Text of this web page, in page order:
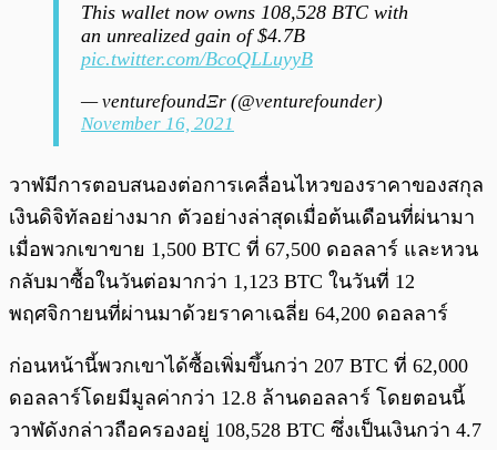
This wallet now owns 108,528 BTC with
an unrealized gain of $4.7B
pic.twitter.com/BcoQLLuyyB
— venturefoundΞr (@venturefounder)
November 16, 2021
วาฬมีการตอบสนองต่อการเคลื่อนไหวของราคาของสกุล
เงินดิจิทัลอย่างมาก ตัวอย่างล่าสุดเมื่อต้นเดือนที่ผ่นามา
เมื่อพวกเขาขาย 1,500 BTC ที่ 67,500 ดอลลาร์ และหวน
กลับมาซื้อในวันต่อมากว่า 1,123 BTC ในวันที่ 12
พฤศจิกายนที่ผ่านมาด้วยราคาเฉลี่ย 64,200 ดอลลาร์
ก่อนหน้านี้พวกเขาได้ซื้อเพิ่มขึ้นกว่า 207 BTC ที่ 62,000
ดอลลาร์โดยมีมูลค่ากว่า 12.8 ล้านดอลลาร์ โดยตอนนี้
วาฬดังกล่าวถือครองอยู่ 108,528 BTC ซึ่งเป็นเงินกว่า 4.7